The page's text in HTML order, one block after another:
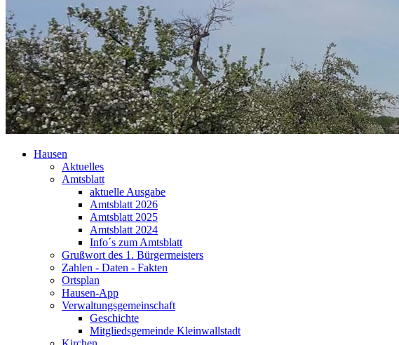
Hausen
Aktuelles
Amtsblatt
aktuelle Ausgabe
Amtsblatt 2026
Amtsblatt 2025
Amtsblatt 2024
Info´s zum Amtsblatt
Grußwort des 1. Bürgermeisters
Zahlen - Daten - Fakten
Ortsplan
Hausen-App
Verwaltungsgemeinschaft
Geschichte
Mitgliedsgemeinde Kleinwallstadt